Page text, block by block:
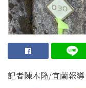
記者陳木隆/宜蘭報導